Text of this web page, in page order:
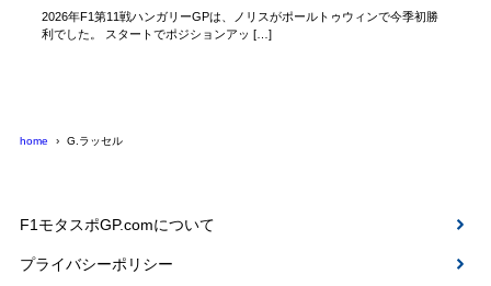
2026年F1第11戦ハンガリーGPは、ノリスがポールトゥウィンで今季初勝
利でした。 スタートでポジションアッ […]
home G.ラッセル
F1モタスポGP.comについて
プライバシーポリシー